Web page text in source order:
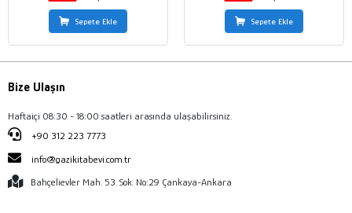
Sepete Ekle Sepete Ekle
Bize Ulaşın
Haftaiçi 08:30 - 18:00 saatleri arasında ulaşabilirsiniz.
+90 312 223 7773
info@gazikitabevi.com.tr
Bahçelievler Mah. 53. Sok. No:29 Çankaya-Ankara